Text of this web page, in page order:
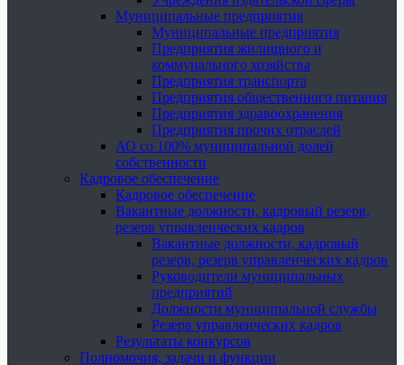
Муниципальные предприятия
Муниципальные предприятия
Предприятия жилищного и
коммунального хозяйства
Предприятия транспорта
Предприятия общественного питания
Предприятия здравоохранения
Предприятия прочих отраслей
АО со 100% муниципальной долей
собственности
Кадровое обеспечение
Кадровое обеспечение
Вакантные должности, кадровый резерв,
резерв управленческих кадров
Вакантные должности, кадровый
резерв, резерв управленческих кадров
Руководители муниципальных
предприятий
Должности муниципальной службы
Резерв управленческих кадров
Результаты конкурсов
Полномочия, задачи и функции